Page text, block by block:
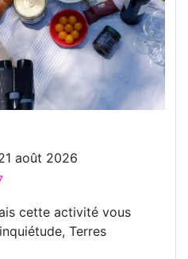
août 2026
cette activité vous
Terres